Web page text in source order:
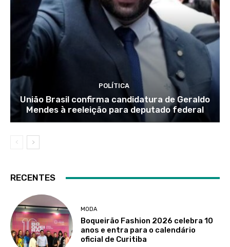
POLÍTICA
União Brasil confirma candidatura de Geraldo
Mendes à reeleição para deputado federal
RECENTES
MODA
Boqueirão Fashion 2026 celebra 10
anos e entra para o calendário
oficial de Curitiba